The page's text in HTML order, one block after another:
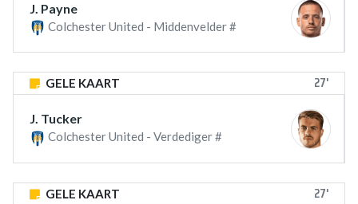
J. Payne
Colchester United - Middenvelder #
GELE KAART 27'
J. Tucker
Colchester United - Verdediger #
GELE KAART 27'